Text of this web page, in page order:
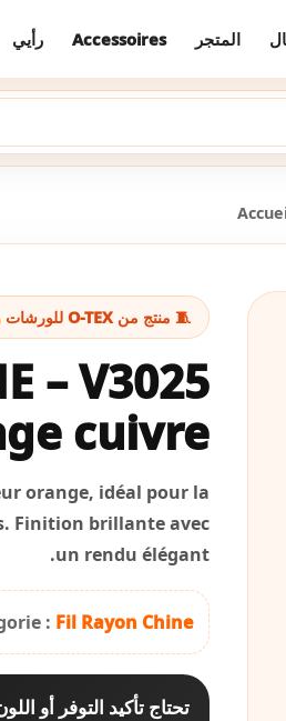
المتجر Accessoires رأيي
🧵 منتج من O-TEX للورشات والخياطة
– V3025
cuivre
orange, idéal pour la
Finition brillante avec
un rendu élégant.
: Fil Rayon Chine
تحتاج تأكيد التوفر أو